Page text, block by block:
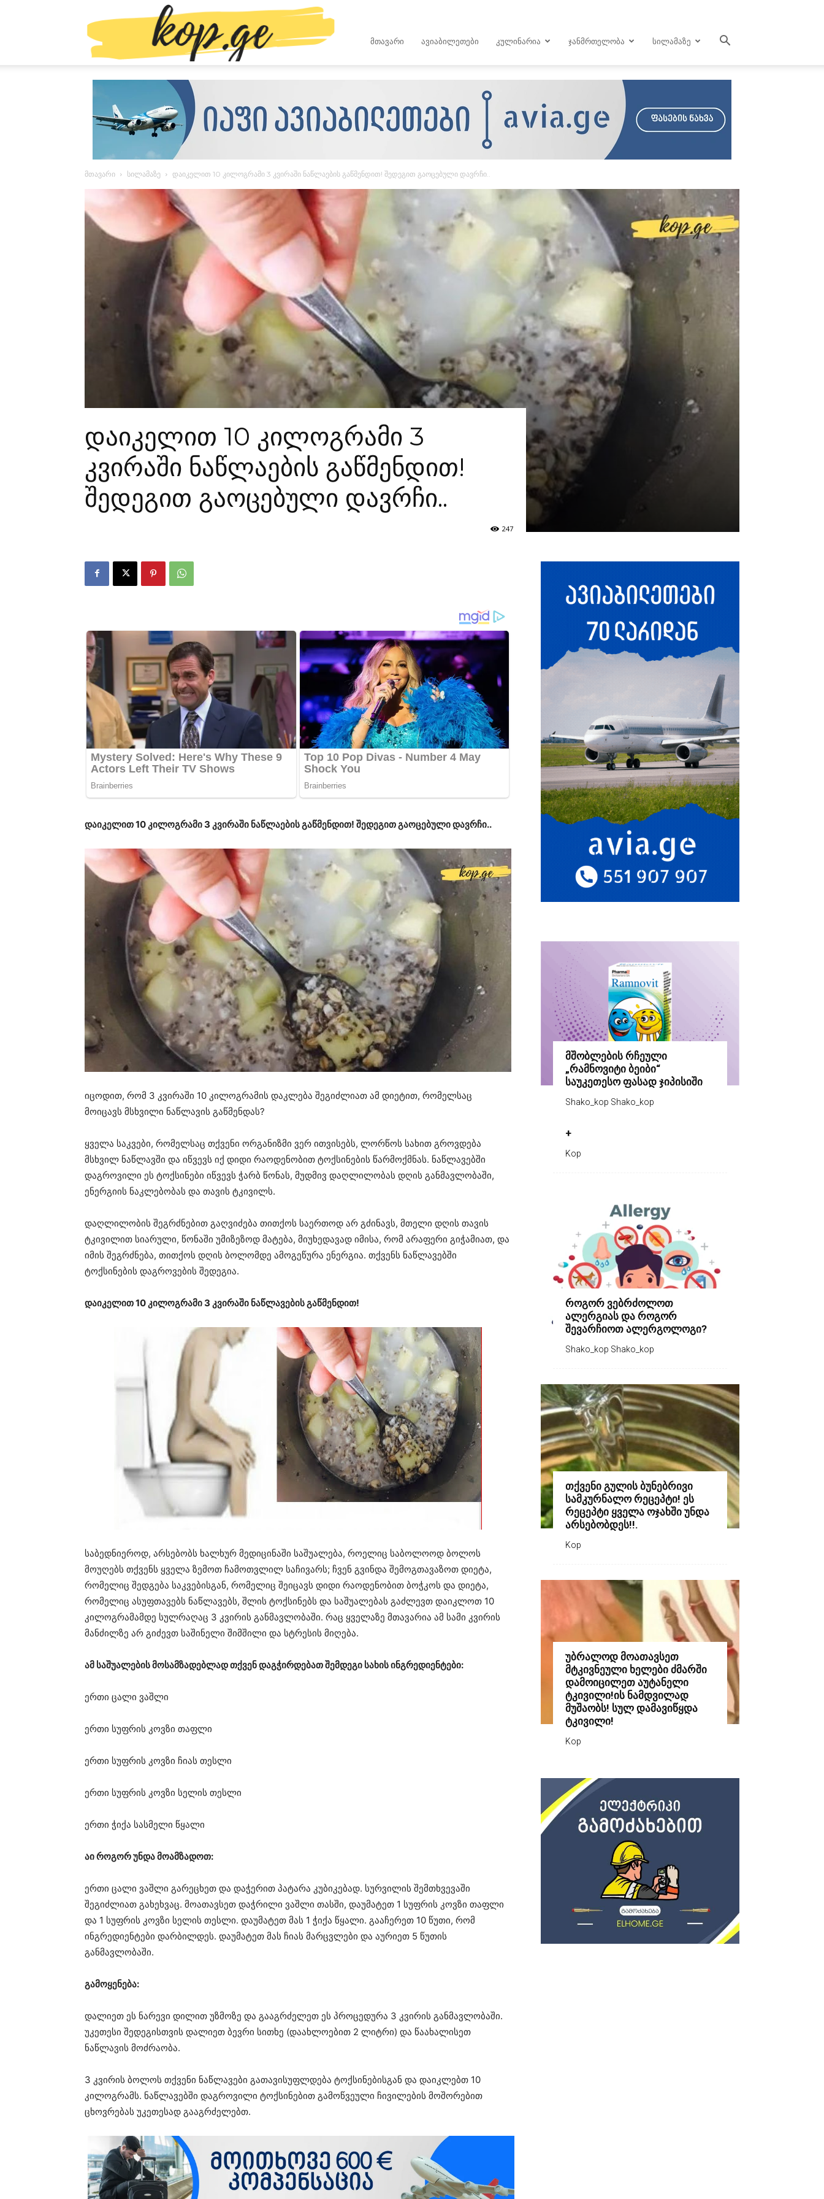
kop.ge
ᲛᲗᲐᲕᲐᲠᲘ ᲐᲕᲘᲐᲑᲘᲚᲔᲗᲔᲑᲘ ᲙᲣᲚᲘᲜᲐᲠᲘᲐ ᲯᲐᲜᲛᲠᲗᲔᲚᲝᲑᲐ ᲡᲘᲚᲐᲛᲐᲖᲔ
მთავარი სილამაზე დაიკელით 10 კილოგრამი 3 კვირაში ნაწლაების გაწმენდით! შედეგით გაოცებული დავრჩი..
დაიკელით 10 კილოგრამი 3
კვირაში ნაწლაების გაწმენდით!
შედეგით გაოცებული დავრჩი..
247
დაიკელით 10 კილოგრამი 3 კვირაში ნაწლაების გაწმენდით! შედეგით გაოცებული დავრჩი..
იცოდით, რომ 3 კვირაში 10 კილოგრამის დაკლება შეგიძლიათ ამ დიეტით, რომელსაც
მოიცავს მსხვილი ნაწლავის გაწმენდას?
ყველა საკვები, რომელსაც თქვენი ორგანიზმი ვერ ითვისებს, ლორწოს სახით გროვდება
მსხვილ ნაწლავში და იწვევს იქ დიდი რაოდენობით ტოქსინების წარმოქმნას. ნაწლავებში
დაგროვილი ეს ტოქსინები იწვევს ჭარბ წონას, მუდმივ დაღლილობას დღის განმავლობაში,
ენერგიის ნაკლებობას და თავის ტკივილს.
დაღლილობის შეგრძნებით გაღვიძება თითქოს საერთოდ არ გძინავს, მთელი დღის თავის
ტკივილით სიარული, წონაში უმიზეზოდ მატება, მიუხედავად იმისა, რომ არაფერი გიჭამიათ, და
იმის შეგრძნება, თითქოს დღის ბოლომდე ამოგეწურა ენერგია. თქვენს ნაწლავებში
ტოქსინების დაგროვების შედეგია.
დაიკელით 10 კილოგრამი 3 კვირაში ნაწლავების გაწმენდით!
საბედნიეროდ, არსებობს ხალხურ მედიცინაში საშუალება, როელიც საბოლოოდ ბოლოს
მოუღებს თქვენს ყველა ზემოთ ჩამოთვლილ საჩივარს; ჩვენ გვინდა შემოგთავაზოთ დიეტა,
რომელიც შედგება საკვებისგან, რომელიც შეიცავს დიდი რაოდენობით ბოჭკოს და დიეტა,
რომელიც ასუფთავებს ნაწლავებს, შლის ტოქსინებს და საშუალებას გაძლევთ დაიკლოთ 10
კილოგრამამდე სულრაღაც 3 კვირის განმავლობაში. რაც ყველაზე მთავარია ამ სამი კვირის
მანძილზე არ გიძევთ საშინელი შიმშილი და სტრესის მიღება.
ამ საშუალების მოსამზადებლად თქვენ დაგჭირდებათ შემდეგი სახის ინგრედიენტები:
ერთი ცალი ვაშლი
ერთი სუფრის კოვზი თაფლი
ერთი სუფრის კოვზი ჩიას თესლი
ერთი სუფრის კოვზი სელის თესლი
ერთი ჭიქა სასმელი წყალი
აი როგორ უნდა მოამზადოთ:
ერთი ცალი ვაშლი გარეცხეთ და დაჭერით პატარა კუბიკებად. სურვილის შემთხვევაში
შეგიძლიათ გახეხვაც. მოათავსეთ დაჭრილი ვაშლი თასში, დაუმატეთ 1 სუფრის კოვზი თაფლი
და 1 სუფრის კოვზი სელის თესლი. დაუმატეთ მას 1 ჭიქა წყალი. გააჩერეთ 10 წუთი, რომ
ინგრედიენტები დარბილდეს. დაუმატეთ მას ჩიას მარცვლები და აურიეთ 5 წუთის
განმავლობაში.
გამოყენება:
დალიეთ ეს ნარევი დილით უზმოზე და გააგრძელეთ ეს პროცედურა 3 კვირის განმავლობაში.
უკეთესი შედეგისთვის დალიეთ ბევრი სითხე (დაახლოებით 2 ლიტრი) და წაახალისეთ
ნაწლავის მოძრაობა.
3 კვირის ბოლოს თქვენი ნაწლავები გათავისუფლდება ტოქსინებისგან და დაიკლებთ 10
კილოგრამს. ნაწლავებში დაგროვილი ტოქსინებით გამოწვეული ჩივილების მოშორებით
ცხოვრებას უკეთესად გააგრძელებთ.
მშობლების რჩეული
„რამნოვიტი ბეიბი“
საუკეთესო ფასად ჯიპისიში
Shako_kop Shako_kop
+
Kop
როგორ ვებრძოლოთ
ალერგიას და როგორ
შევარჩიოთ ალერგოლოგი?
Shako_kop Shako_kop
თქვენი გულის ბუნებრივი
სამკურნალო რეცეპტი! ეს
რეცეპტი ყველა ოჯახში უნდა
არსებობდეს!!.
Kop
უბრალოდ მოათავსეთ
მტკივნეული ხელები ძმარში
დამოიცილეთ აუტანელი
ტკივილი!ის ნამდვილად
მუშაობს! სულ დამავიწყდა
ტკივილი!
Kop